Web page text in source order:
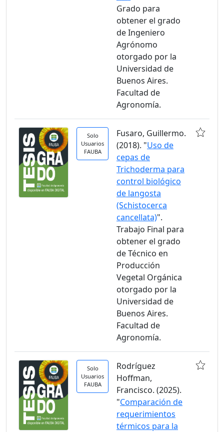
Grado para
obtener el grado
de Ingeniero
Agrónomo
otorgado por la
Universidad de
Buenos Aires.
Facultad de
Agronomía.
Solo
Usuarios
FAUBA
Fusaro, Guillermo.
(2018). "Uso de
cepas de
Trichoderma para
control biológico
de langosta
(Schistocerca
cancellata)".
Trabajo Final para
obtener el grado
de Técnico en
Producción
Vegetal Orgánica
otorgado por la
Universidad de
Buenos Aires.
Facultad de
Agronomía.
Solo
Usuarios
FAUBA
Rodríguez
Hoffman,
Francisco. (2025).
"Comparación de
requerimientos
térmicos para la